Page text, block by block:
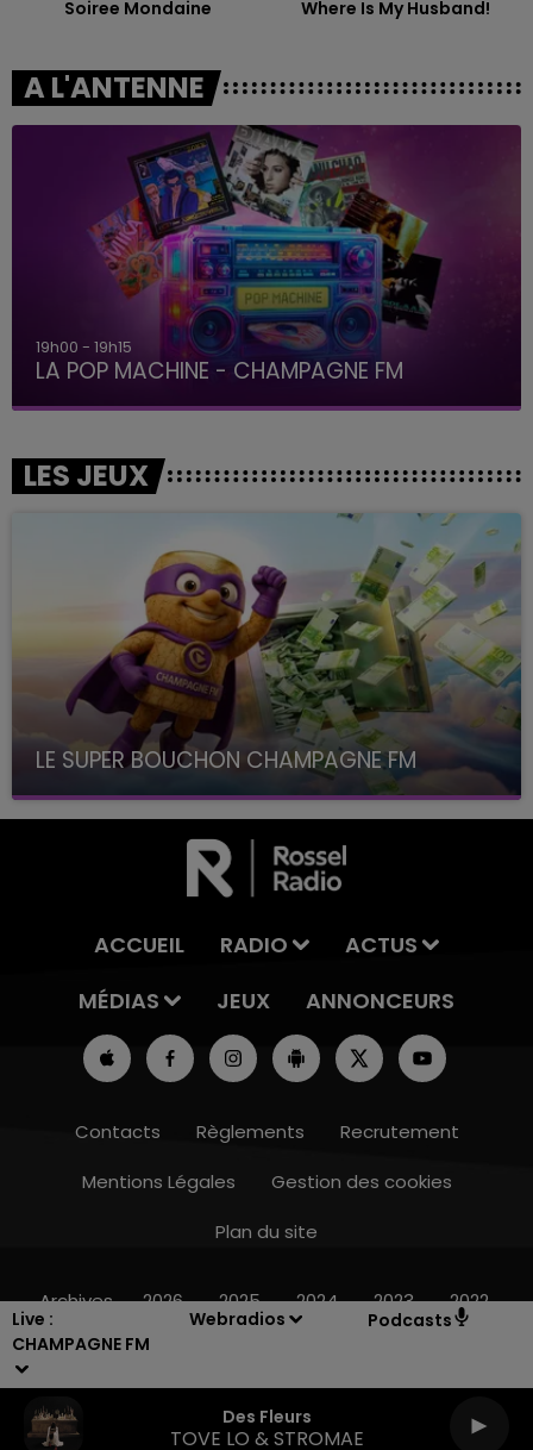
Live :
CHAMPAGNE FM
Webradios Podcasts
Des Fleurs
TOVE LO & STROMAE
15h00 - 19h00
Soiree Mondaine Where Is My Husband!
A L'ANTENNE
19h00 - 19h15
LA POP MACHINE - CHAMPAGNE FM
LES JEUX
LE SUPER BOUCHON CHAMPAGNE FM
avec La Famille Champagne FM, à 8H10
ACCUEIL RADIO
ACTUS
MÉDIAS
JEUX ANNONCEURS
Contacts Règlements
Recrutement
Mentions Légales
Gestion des cookies
Plan du site
Archives 2026 2025 2024 2023 2022